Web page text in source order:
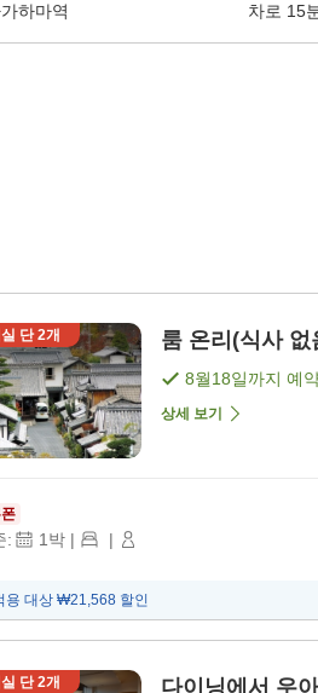
하마역
차로 15
단2개 룸 온리(식사
8월18일까지 예
상세 보기
: 1박 | |
용 대상 ₩21,568 할인
단2개 다이닝에서 우